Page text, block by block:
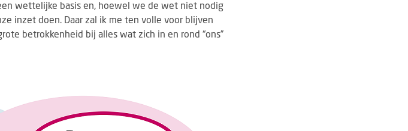
wettelijke basis en, hoewel we de wet niet nodig
inzet doen. Daar zal ik me ten volle voor blijven
betrokkenheid bij alles wat zich in en rond “ons”